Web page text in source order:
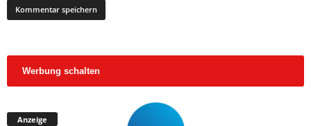
Werbung schalten
Anzeige